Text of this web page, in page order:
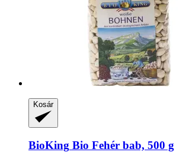
Kosár
BioKing Bio Fehér bab, 500 g